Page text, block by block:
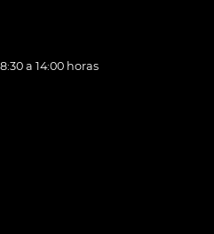
a 14:00 horas